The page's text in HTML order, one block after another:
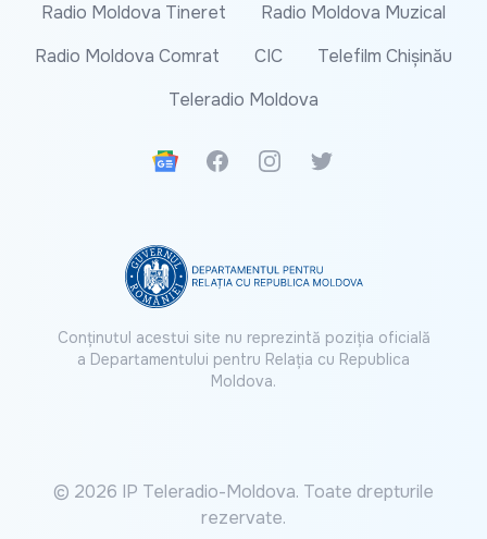
Radio Moldova Tineret
Radio Moldova Muzical
Radio Moldova Comrat
CIC
Telefilm Chișinău
Teleradio Moldova
Google News
FacebookInstagramTwitter
Conținutul acestui site nu reprezintă poziția oficială
a Departamentului pentru Relația cu Republica
Moldova.
© 2026 IP Teleradio-Moldova. Toate drepturile
rezervate.